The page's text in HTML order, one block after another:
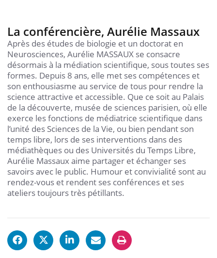
La conférencière, Aurélie Massaux
Après des études de biologie et un doctorat en
Neurosciences, Aurélie MASSAUX se consacre
désormais à la médiation scientifique, sous toutes ses
formes. Depuis 8 ans, elle met ses compétences et
son enthousiasme au service de tous pour rendre la
science attractive et accessible. Que ce soit au Palais
de la découverte, musée de sciences parisien, où elle
exerce les fonctions de médiatrice scientifique dans
l’unité des Sciences de la Vie, ou bien pendant son
temps libre, lors de ses interventions dans des
médiathèques ou des Universités du Temps Libre,
Aurélie Massaux aime partager et échanger ses
savoirs avec le public. Humour et convivialité sont au
rendez-vous et rendent ses conférences et ses
ateliers toujours très pétillants.